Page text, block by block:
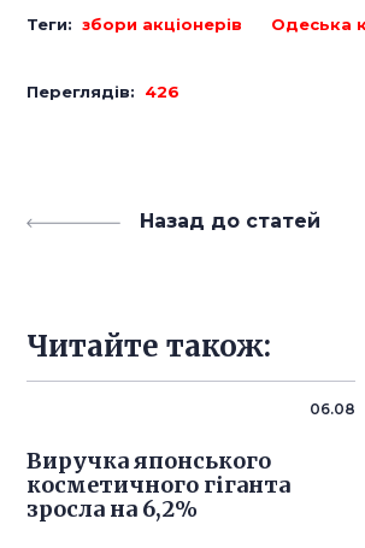
Теги: збори акціонерів Одеська
Переглядів: 426
Назад до статей
Читайте також:
06.08
Виручка японського
косметичного гіганта
зросла на 6,2%